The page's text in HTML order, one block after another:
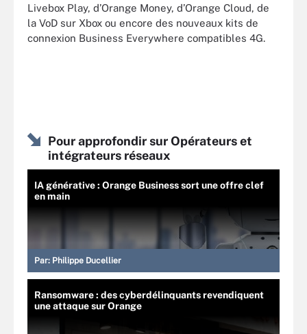
Livebox Play, d’Orange Money, d’Orange Cloud, de
la VoD sur Xbox ou encore des nouveaux kits de
connexion Business Everywhere compatibles 4G.
Pour approfondir sur Opérateurs et
intégrateurs réseaux
IA générative : Orange Business sort une offre clef
en main
Par: Philippe Ducellier
Ransomware : des cyberdélinquants revendiquent
une attaque sur Orange